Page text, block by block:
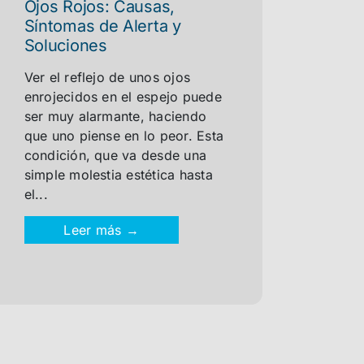
Ojos Rojos: Causas,
Síntomas de Alerta y
Soluciones
Ver el reflejo de unos ojos
enrojecidos en el espejo puede
ser muy alarmante, haciendo
que uno piense en lo peor. Esta
condición, que va desde una
simple molestia estética hasta
el...
Leer más →